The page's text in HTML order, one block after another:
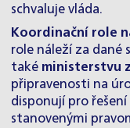
schvaluje vláda.
Koordinační role
role náleží za dané
také ministerstvu
připravenosti na
disponují pro
stanovenými